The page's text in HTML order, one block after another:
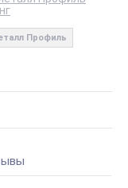
Профиль